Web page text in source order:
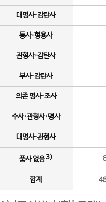
대명사·감탄사
동사·형용사
관형사·감탄사
부사·감탄사
의존 명사·조사
수사·관형사·명사
대명사·관형사
품사 없음3)
합계